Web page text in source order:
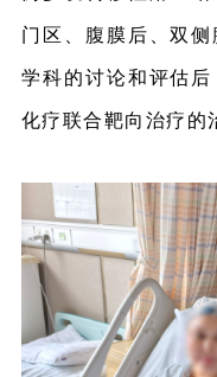
门区、腹膜后、双
学科的讨论和评估
化疗联合靶向治疗的